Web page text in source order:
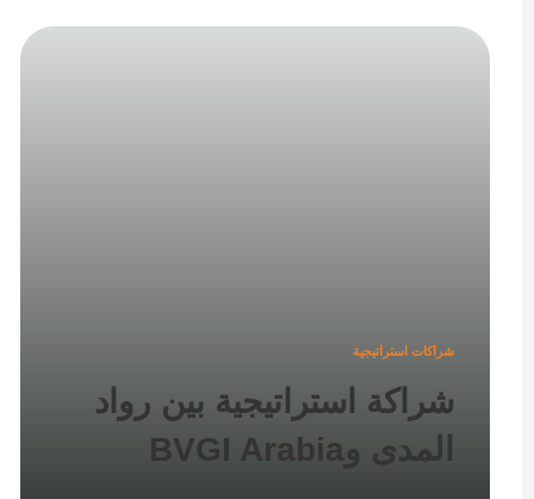
شراكات استراتيجية
شراكة استراتيجية بين رواد
المدى وBVGI Arabia